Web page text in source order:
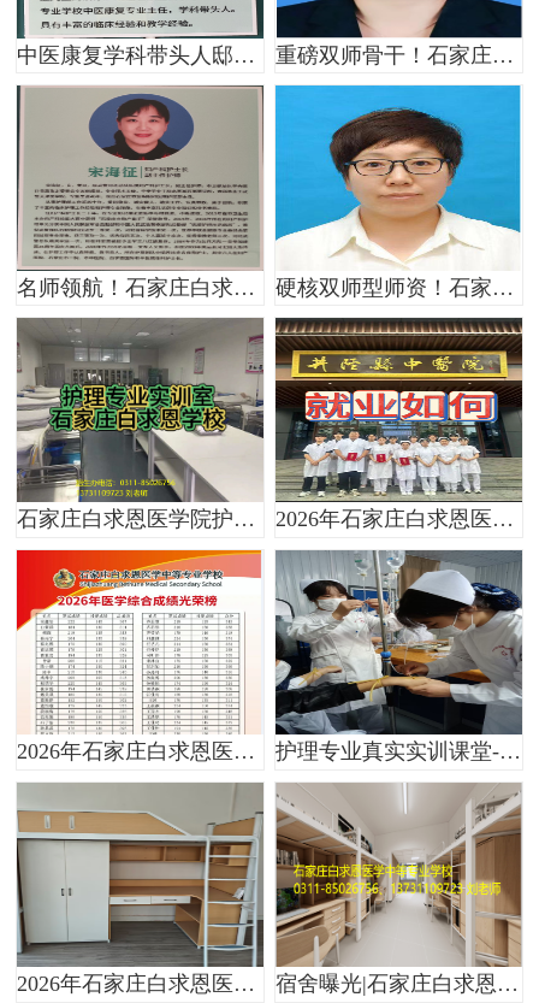
中医康复学科带头人邸亚老师！石家庄白求恩医学院硬核中医康复师资实力一览 重磅双师骨干！石家庄白求恩医学院霍冠兰副主任，临床、教学、教研全能师资标杆
名师领航！石家庄白求恩医学院重磅护理师资曝光，教学实力一目了然 硬核双师型师资！石家庄白求恩医学院张红彦老师，临床、教研双线出彩
石家庄白求恩医学院护理专业有实训课吗？ 2026年石家庄白求恩医学院毕业可以安排就业吗？
2026年石家庄白求恩医学中等专业学校对口高考医学综合红榜 护理专业真实实训课堂-石家庄白求恩医学院
2026年石家庄白求恩医学中等专业学校新校区宿舍什么样的？ 宿舍曝光|石家庄白求恩医学中等专业学校新校区宿舍图上新